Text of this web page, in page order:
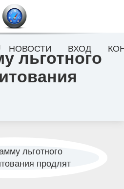
льготного
НОВОСТИ ВХОД